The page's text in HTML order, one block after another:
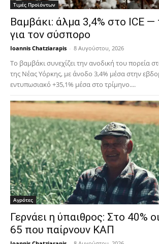
Τιμές Προϊόντων
Βαμβάκι: άλμα 3,4% στο ICE —
για τον σύσπορο
Ioannis Chatziarapis - 8 Αυγούστου, 2026
Το βαμβάκι συνεχίζει την ανοδική του πορεία
της Νέας Υόρκης, με άνοδο 3,4% μέσα στην
εντυπωσιακό +35,1% μέσα στο τρίμηνο....
Αγρότες
Γερνάει η ύπαιθρος: Στο 40%
65 που παίρνουν ΚΑΠ